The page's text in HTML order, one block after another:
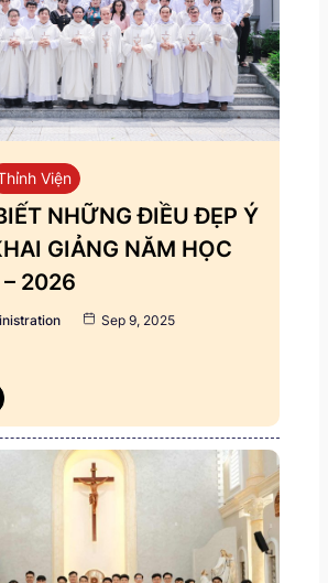
Viện
NHỮNG ĐIỀU ĐẸP Ý
GIẢNG NĂM HỌC
2026
Sep 9, 2025